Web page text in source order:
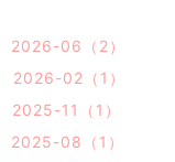
2026-06（2）
2026-02（1）
2025-11（1）
2025-08（1）